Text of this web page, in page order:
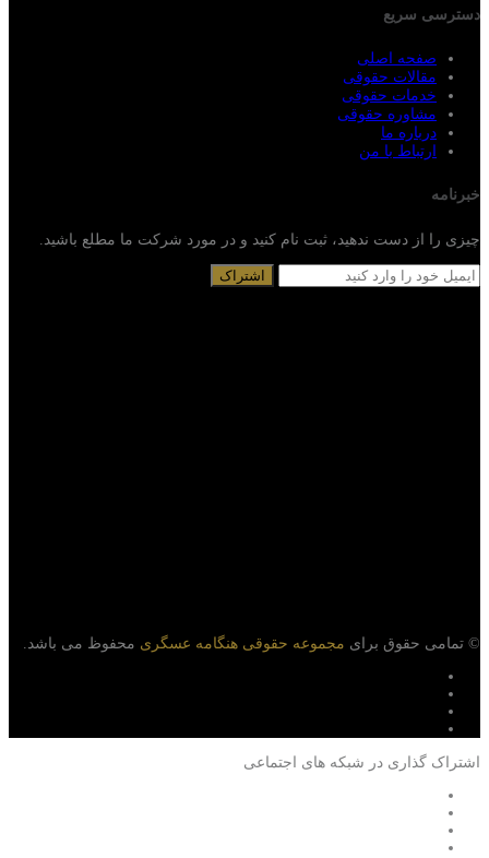
دسترسی سریع
صفحه اصلی
مقالات حقوقی
خدمات حقوقی
مشاوره حقوقی
درباره ما
ارتباط با من
خبرنامه
چیزی را از دست ندهید، ثبت نام کنید و در مورد شرکت ما مطلع باشید.
© تمامی حقوق برای مجموعه حقوقی هنگامه عسگری محفوظ می باشد.
اشتراک گذاری در شبکه های اجتماعی